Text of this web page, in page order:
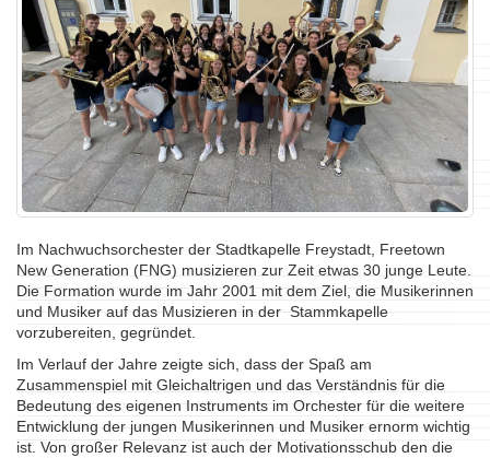
Im Nachwuchsorchester der Stadtkapelle Freystadt, Freetown
New Generation (FNG) musizieren zur Zeit etwas 30 junge Leute.
Die Formation wurde im Jahr 2001 mit dem Ziel, die Musikerinnen
und Musiker auf das Musizieren in der Stammkapelle
vorzubereiten, gegründet.
Im Verlauf der Jahre zeigte sich, dass der Spaß am
Zusammenspiel mit Gleichaltrigen und das Verständnis für die
Bedeutung des eigenen Instruments im Orchester für die weitere
Entwicklung der jungen Musikerinnen und Musiker ernorm wichtig
ist. Von großer Relevanz ist auch der Motivationsschub den die